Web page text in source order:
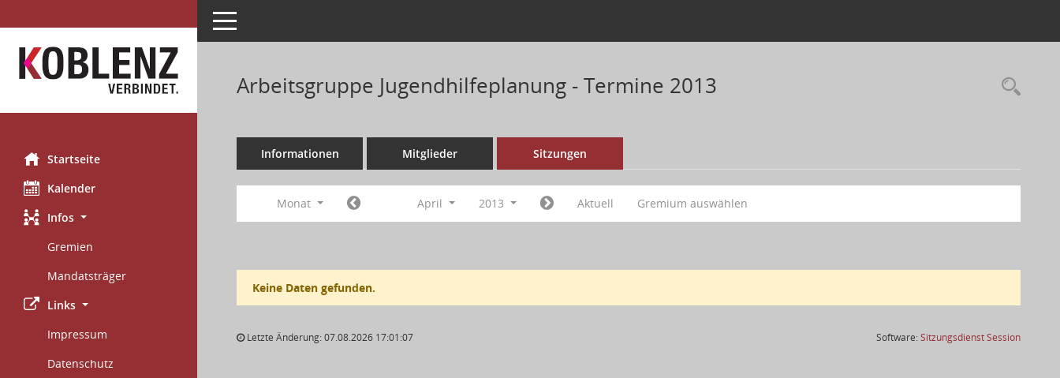
Startseite
Kalender
Infos
Gremien
Mandatsträger
Links
Impressum
Datenschutz
Toggle navigation
Arbeitsgruppe Jugendhilfeplanung - Termine 2013
Informationen Mitglieder Sitzungen
Monat April 2013 Aktuell Gremium auswählen
Keine Daten gefunden.
Letzte Änderung: 07.08.2026 17:01:07 Software:SitzungsdienstSession(Wird in